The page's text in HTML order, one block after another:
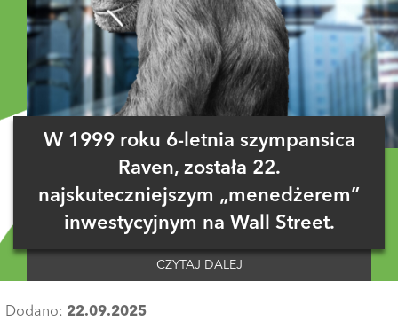
W 1999 roku 6-letnia szympansica
Raven, została 22.
najskuteczniejszym „menedżerem”
inwestycyjnym na Wall Street.
CZYTAJ DALEJ
Dodano: 22.09.2025